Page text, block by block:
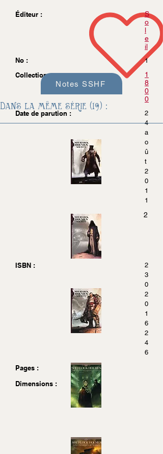
Éditeur :
S
o
l
e
il
No :
1
Collection :
1
8
0
0
Date de parution :
2
4
a
o
û
t
2
0
1
1
2
ISBN :
2
3
0
2
0
1
6
2
4
6
Pages :
Dimensions :
Notes SSHF
Dans la même série (19) :